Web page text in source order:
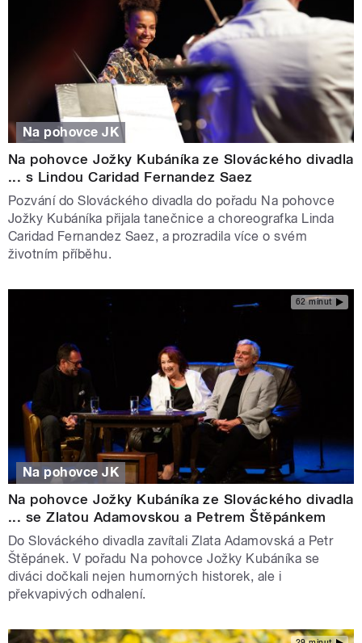
Na pohovce JK
Na pohovce Jožky Kubáníka ze Slováckého divadla
... s Lindou Caridad Fernandez Saez
Pozvání do Slováckého divadla do pořadu Na pohovce
Jožky Kubáníka přijala tanečnice a choreografka Linda
Caridad Fernandez Saez, a prozradila více o svém
životním příběhu.
62 minut
Na pohovce JK
Na pohovce Jožky Kubáníka ze Slováckého divadla
... se Zlatou Adamovskou a Petrem Štěpánkem
Do Slováckého divadla zavítali Zlata Adamovská a Petr
Štěpánek. V pořadu Na pohovce Jožky Kubáníka se
diváci dočkali nejen humorných historek, ale i
překvapivých odhalení.